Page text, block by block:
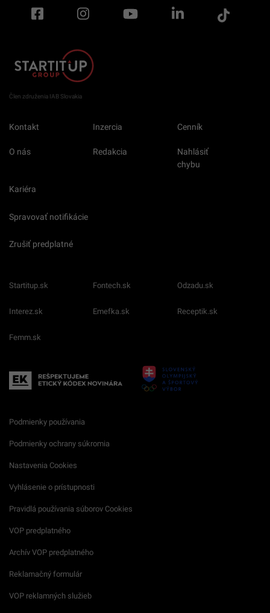
Člen združenia IAB Slovakia
Kontakt Inzercia Cenník
O nás Redakcia
Nahlásiť
chybu
Kariéra
Spravovať notifikácie
Zrušiť predplatné
Startitup.sk Fontech.sk Odzadu.sk
Interez.sk Emefka.sk Receptik.sk
Femm.sk
Podmienky používania
Podmienky ochrany súkromia
Nastavenia Cookies
Vyhlásenie o prístupnosti
Pravidlá používania súborov Cookies
VOP predplatného
Archív VOP predplatného
Reklamačný formulár
VOP reklamných služieb